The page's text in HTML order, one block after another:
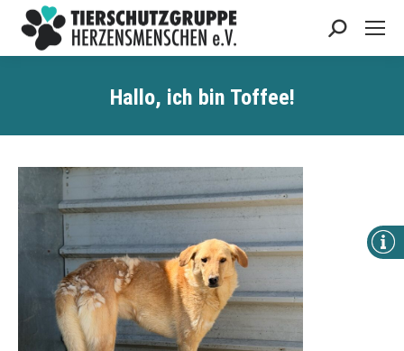
Search:
Hallo, ich bin Toffee!